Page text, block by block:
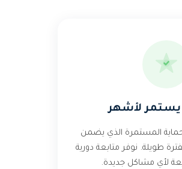
يستمر لأشهر
المستمرة الذي يضمن
طويلة. نوفر متابعة دورية
لأي مشاكل جديدة.